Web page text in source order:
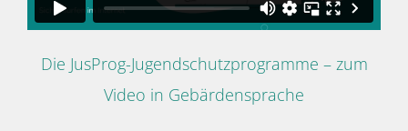
Die JusProg-Jugendschutzprogramme – zum
Video in Gebärdensprache